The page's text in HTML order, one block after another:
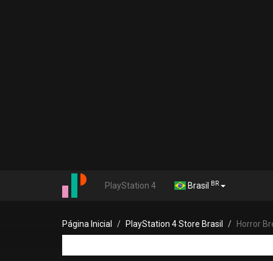
PlayStation 4 Brasil BR
Página Inicial PlayStation 4 Store Brasil Horror